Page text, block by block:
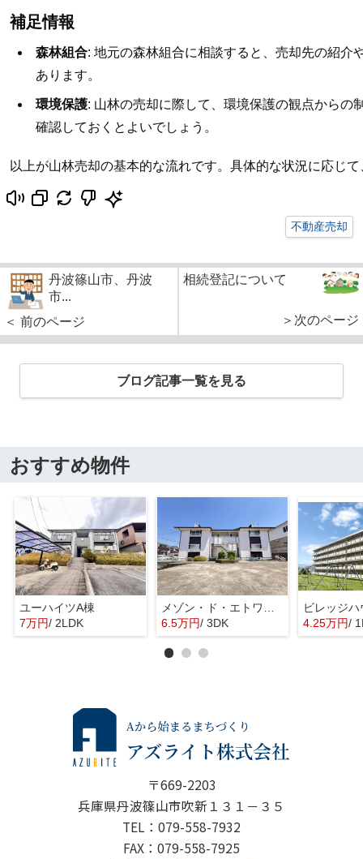
補足情報
森林組合: 地元の森林組合に相談すると、売却先の紹介
あります。
環境保護: 山林の売却に際して、環境保護の観点からの
確認しておくとよいでしょう。
以上が山林売却の基本的な流れです。具体的な状況に応じ
不動産売却
丹波篠山市、丹波
市...
＜ 前のページ
相続登記について
＞次のページ
ブログ記事一覧を見る
おすすめ物件
ユーハイツA棟
7万円/ 2LDK
6.5万円/ 3DK 4.25万円/
〒669-2203
兵庫県丹波篠山市吹新１３１－３５
TEL：079-558-7932
FAX：079-558-7925